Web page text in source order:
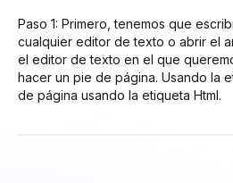
Paso 1: Primero, tenemos que
cualquier editor de texto o abrir el
el editor de texto en el que
hacer un pie de página. Usando la
de página usando la etiqueta Html.